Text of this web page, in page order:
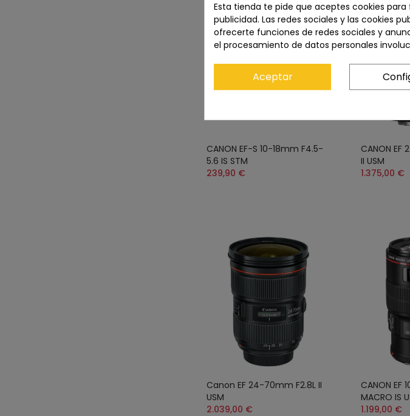
CANON EF-S 10-18mm F4.5-
5.6 IS STM
239,90 €
CONSULTAR
CANON EF
II USM
1.375,00 €
Canon EF 24-70mm F2.8L II
USM
2.039,00 €
CANON EF
MACRO IS
1.199,00 €
Esta tienda te pide que aceptes cookies
publicidad. Las redes sociales y las cookies
ofrecerte funciones de redes sociales y
el procesamiento de datos personales
Aceptar